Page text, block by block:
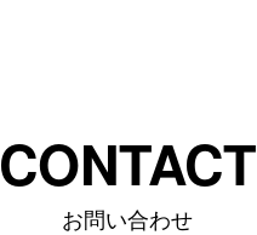
CONTACT
お問い合わせ